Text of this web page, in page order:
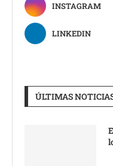
INSTAGRAM
LINKEDIN
ÚLTIMAS